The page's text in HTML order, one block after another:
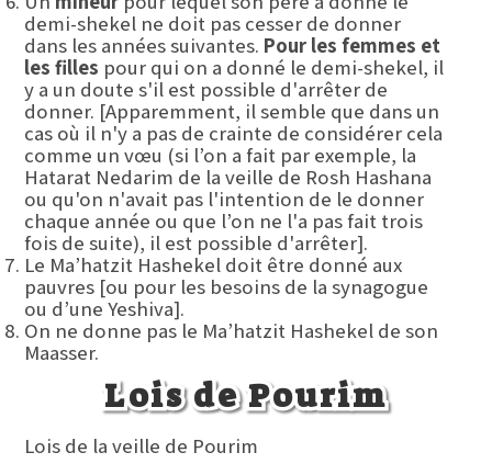
demi-shekel ne doit pas cesser de donner
dans les années suivantes. Pour les femmes et
les filles pour qui on a donné le demi-shekel, il
y a un doute s'il est possible d'arrêter de
donner. [Apparemment, il semble que dans un
cas où il n'y a pas de crainte de considérer cela
comme un vœu (si l’on a fait par exemple, la
Hatarat Nedarim de la veille de Rosh Hashana
ou qu'on n'avait pas l'intention de le donner
chaque année ou que l’on ne l'a pas fait trois
fois de suite), il est possible d'arrêter].
Le Ma’hatzit Hashekel doit être donné aux
pauvres [ou pour les besoins de la synagogue
ou d’une Yeshiva].
On ne donne pas le Ma’hatzit Hashekel de son
Maasser.
Lois de Pourim
Lois de la veille de Pourim